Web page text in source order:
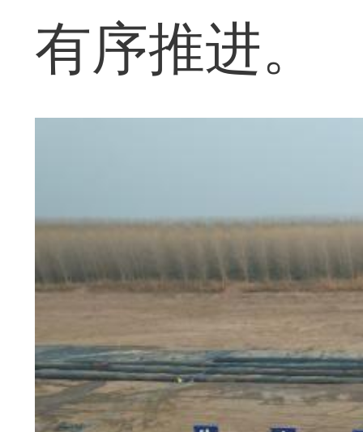
有序推进。